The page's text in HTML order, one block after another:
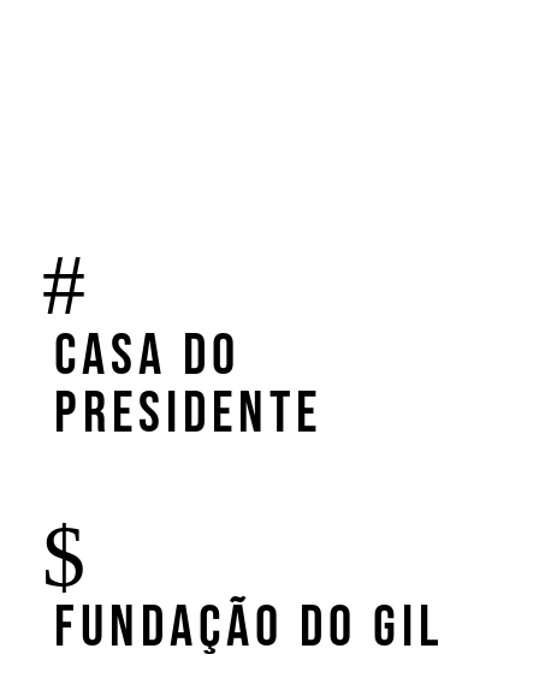
Casa do
Presidente
Fundação do Gil